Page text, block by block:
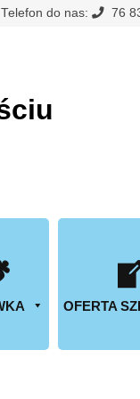
do nas: 76
OFERTA